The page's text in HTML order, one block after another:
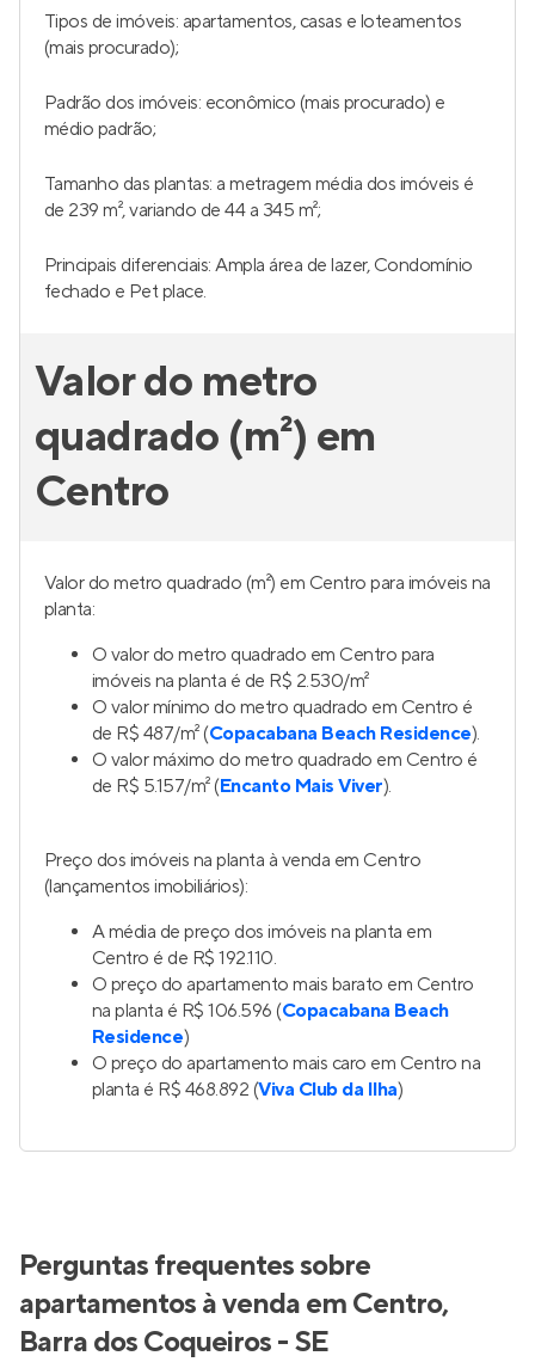
Tipos de imóveis: apartamentos, casas e loteamentos
(mais procurado);
Padrão dos imóveis: econômico (mais procurado) e
médio padrão;
Tamanho das plantas: a metragem média dos imóveis é
de 239 m², variando de 44 a 345 m²;
Principais diferenciais: Ampla área de lazer, Condomínio
fechado e Pet place.
Valor do metro
quadrado (m²) em
Centro
Valor do metro quadrado (m²) em Centro para imóveis na
planta:
O valor do metro quadrado em Centro para
imóveis na planta é de R$ 2.530/m²
O valor mínimo do metro quadrado em Centro é
de R$ 487/m² (Copacabana Beach Residence).
O valor máximo do metro quadrado em Centro é
de R$ 5.157/m² (Encanto Mais Viver).
Preço dos imóveis na planta à venda em Centro
(lançamentos imobiliários):
A média de preço dos imóveis na planta em
Centro é de R$ 192.110.
O preço do apartamento mais barato em Centro
na planta é R$ 106.596 (Copacabana Beach
Residence)
O preço do apartamento mais caro em Centro na
planta é R$ 468.892 (Viva Club da Ilha)
Perguntas frequentes sobre
apartamentos à venda em Centro,
Barra dos Coqueiros - SE